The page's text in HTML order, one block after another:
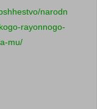
narodn
rayonnogo-
mu/